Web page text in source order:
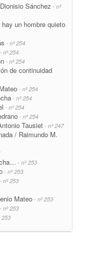
Sánchez - nº
un hombre quieto
- nº 254
- nº 254
- nº 254
de continuidad
- nº 254
- nº 254
- nº 254
- nº 254
Tausiet - nº 247
/ Raimundo M.
- nº 253
- nº 253
- nº 253
Mateo- nº 253
- nº 253
253